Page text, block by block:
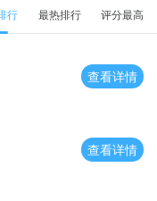
行 最热排行 评分最高
查看详情
查看详情